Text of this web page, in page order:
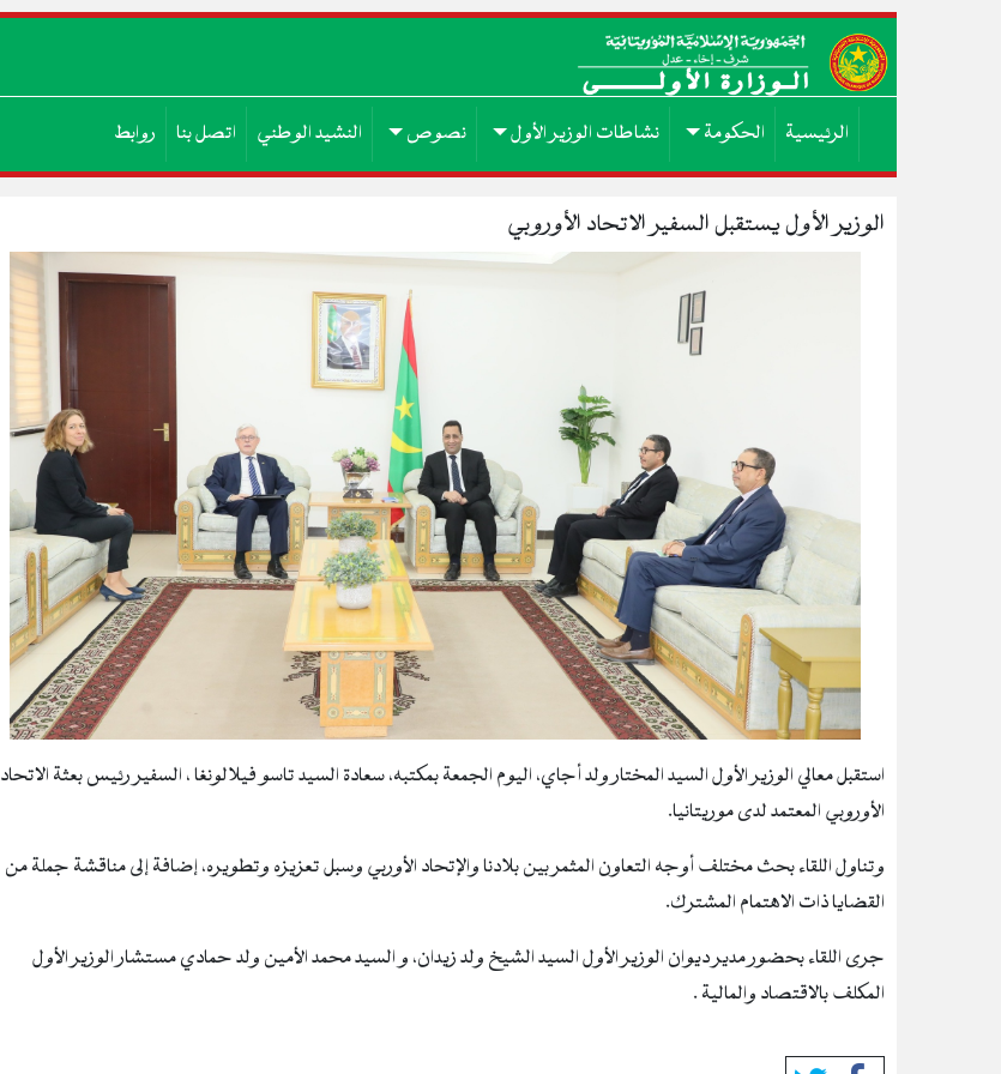
الرئيسية الحكومة نشاطات الوزير الأول نصوص النشيد الوطني اتصل بنا روابط
الوزير الأول يستقبل السفير الاتحاد الأوروبي
استقبل معالي الوزير الأول السيد المختار ولد أجاي، اليوم الجمعة بمكتبه، سعادة السيد تاسو فيلالونغا ، السفير رئيس بعثة الاتحاد
الأوروبي المعتمد لدى موريتانيا.
وتناول اللقاء بحث مختلف أوجه التعاون المثمر بين بلادنا والإتحاد الأوربي وسبل تعزيزه وتطويره، إضافة إلى مناقشة جملة من
القضايا ذات الاهتمام المشترك.
جرى اللقاء بحضور مدير ديوان الوزير الأول السيد الشيخ ولد زيدان، و السيد محمد الأمين ولد حمادي مستشار الوزير الأول
المكلف بالاقتصاد والمالية .